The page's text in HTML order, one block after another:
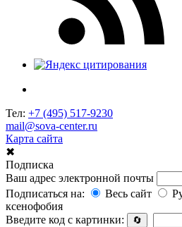
Тел: +7 (495) 517-9230
mail@sova-center.ru
Карта сайта
✖
Подписка
Ваш адрес электронной почты
Подписаться на:
Весь сайт
ксенофобия
Введите код с картинки:
🔄